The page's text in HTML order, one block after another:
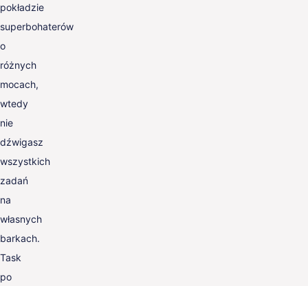
pokładzie
superbohaterów
o
różnych
mocach,
wtedy
nie
dźwigasz
wszystkich
zadań
na
własnych
barkach.
Task
po